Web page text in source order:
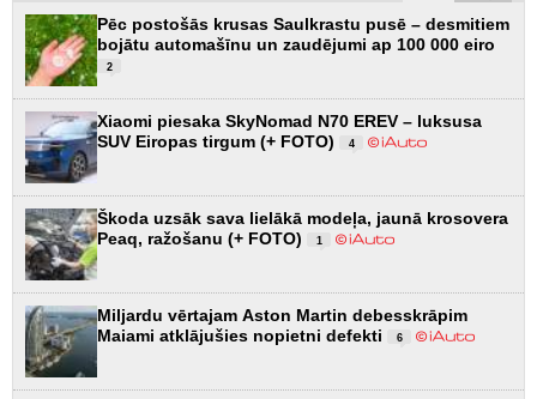
Pēc postošās krusas Saulkrastu pusē – desmitiem
bojātu automašīnu un zaudējumi ap 100 000 eiro
2
Xiaomi piesaka SkyNomad N70 EREV – luksusa
SUV Eiropas tirgum (+ FOTO)
4
Škoda uzsāk sava lielākā modeļa, jaunā krosovera
Peaq, ražošanu (+ FOTO)
1
Miljardu vērtajam Aston Martin debesskrāpim
Maiami atklājušies nopietni defekti
6